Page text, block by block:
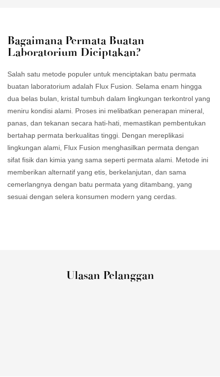
Bagaimana Permata Buatan
Laboratorium Diciptakan?
Salah satu metode populer untuk menciptakan batu permata
buatan laboratorium adalah Flux Fusion. Selama enam hingga
dua belas bulan, kristal tumbuh dalam lingkungan terkontrol yang
meniru kondisi alami. Proses ini melibatkan penerapan mineral,
panas, dan tekanan secara hati-hati, memastikan pembentukan
bertahap permata berkualitas tinggi. Dengan mereplikasi
lingkungan alami, Flux Fusion menghasilkan permata dengan
sifat fisik dan kimia yang sama seperti permata alami. Metode ini
memberikan alternatif yang etis, berkelanjutan, dan sama
cemerlangnya dengan batu permata yang ditambang, yang
sesuai dengan selera konsumen modern yang cerdas.
Ulasan Pelanggan